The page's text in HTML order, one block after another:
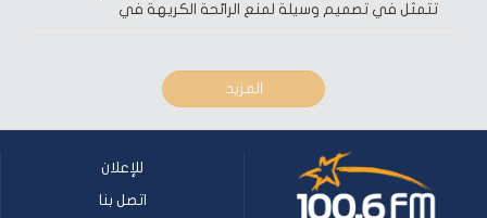
تتمثل في تصميم وسيلة لمنع الرائحة الكريهة في
المزيد
للإعلان
اتصل بنا